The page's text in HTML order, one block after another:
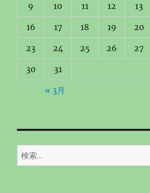
9 10 11 12 13
16 17 18 19 20
23 24 25 26 27
30 31
« 3月
検
索: